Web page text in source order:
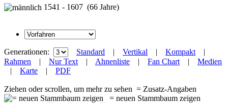
1541 - 1607 (66 Jahre)
Generationen: Standard | Vertikal | Kompakt |
Rahmen | Nur Text | Ahnenliste | Fan Chart | Medien
| Karte | PDF
Ziehen oder scrollen, um mehr zu sehen = Zusatz-Angaben
= neuen Stammbaum zeigen